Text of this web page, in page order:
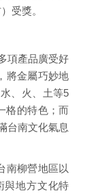
受獎。
項產品廣受好
將金屬巧妙地
、火、土等5
格的特色；而
台南文化氣息
南柳營地區以
與地方文化特